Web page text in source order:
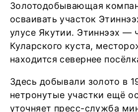
Золотодобывающая
осваивать участок
улусе Якутии. Этиннээх —
Куларского куста,
находится севернее
Здесь добывали золото в
нетронутые участки ещё
уточняет пресс-служба